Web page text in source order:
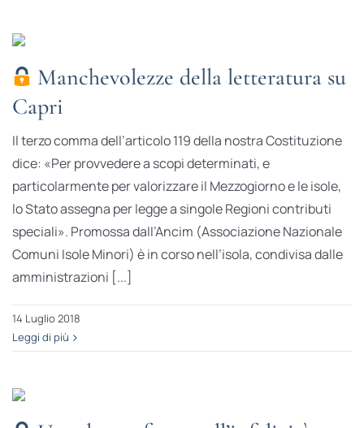
Manchevolezze della letteratura su
Capri
Il terzo comma dell’articolo 119 della nostra Costituzione
dice: «Per provvedere a scopi determinati, e
particolarmente per valorizzare il Mezzogiorno e le isole,
lo Stato assegna per legge a singole Regioni contributi
speciali». Promossa dall’Ancim (Associazione Nazionale
Comuni Isole Minori) è in corso nell’isola, condivisa dalle
amministrazioni [...]
14 Luglio 2018
Leggi di più